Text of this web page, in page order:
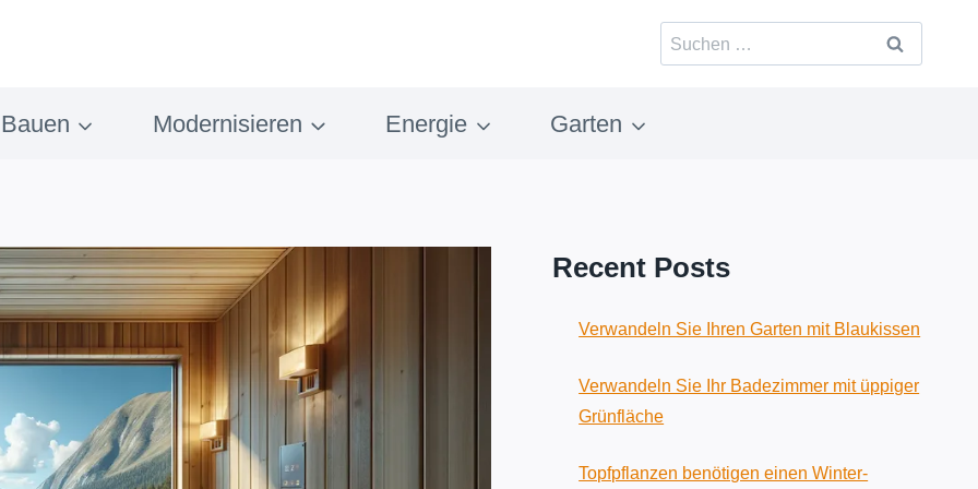
Suchen
nach:
Bauen Modernisieren Energie Garten
Recent Posts
Verwandeln Sie Ihren Garten mit Blaukissen
Verwandeln Sie Ihr Badezimmer mit üppiger
Grünfläche
Topfpflanzen benötigen einen Winter-